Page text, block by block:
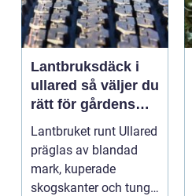
Lantbruksdäck i
ullared så väljer du
rätt för gårdens
behov
Lantbruket runt Ullared
präglas av blandad
mark, kuperade
skogskanter och tunga